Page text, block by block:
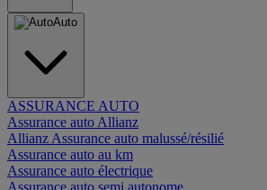
Auto
ASSURANCE AUTO
Assurance auto Allianz
Allianz Assurance auto malussé/résilié
Assurance auto au km
Assurance auto électrique
Assurance auto semi autonome